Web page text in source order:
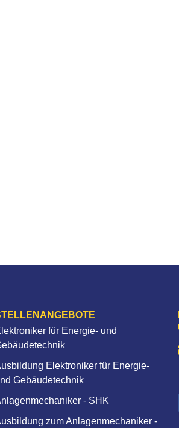
für Energie- und
Elektroniker für Energie-
Gebäudetechnik
- SHK
zum Anlagenmechaniker -